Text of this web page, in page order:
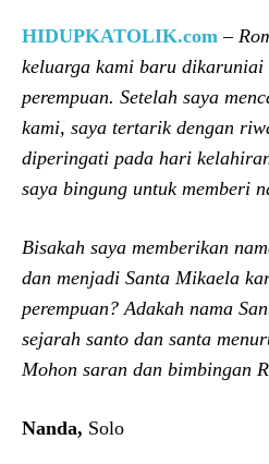
HIDUPKATOLIK.com –
keluarga kami baru dikaruniai
perempuan. Setelah saya
kami, saya tertarik dengan
diperingati pada hari
saya bingung untuk memberi
Bisakah saya memberikan
dan menjadi Santa Mikaela
perempuan? Adakah nama
sejarah santo dan santa
Mohon saran dan bimbingan
Nanda, Solo